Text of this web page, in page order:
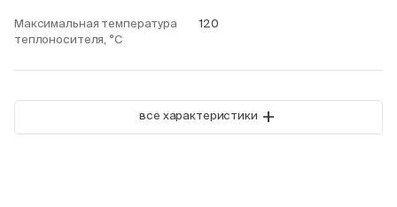
Максимальная температура
теплоносителя, °С
120
все характеристики +